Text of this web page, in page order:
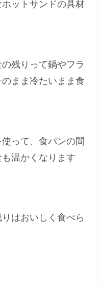
ットサンドの具材
残りって鍋やフラ
まま冷たいまま食
って、食パンの間
温かくなります
はおいしく食べら